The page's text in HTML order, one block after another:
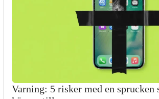
Varning: 5 risker med en sprucken